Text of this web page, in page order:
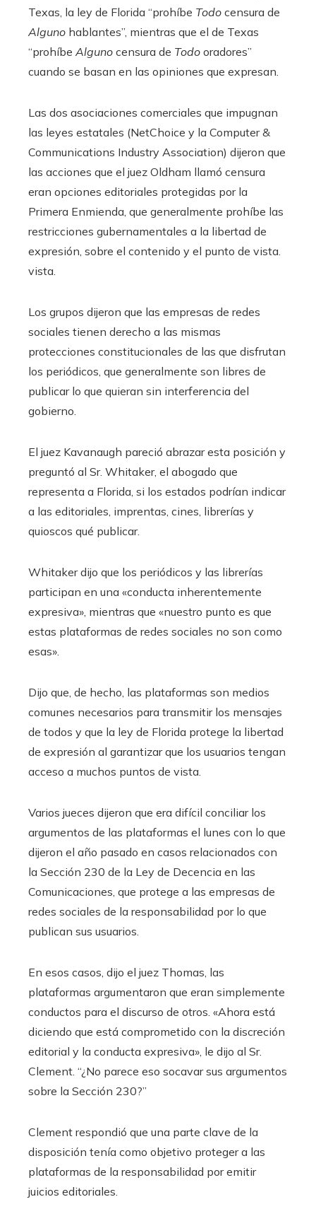
Texas, la ley de Florida “prohíbe Todo censura de
Alguno hablantes”, mientras que el de Texas
“prohíbe Alguno censura de Todo oradores”
cuando se basan en las opiniones que expresan.
Las dos asociaciones comerciales que impugnan
las leyes estatales (NetChoice y la Computer &
Communications Industry Association) dijeron que
las acciones que el juez Oldham llamó censura
eran opciones editoriales protegidas por la
Primera Enmienda, que generalmente prohíbe las
restricciones gubernamentales a la libertad de
expresión, sobre el contenido y el punto de vista.
vista.
Los grupos dijeron que las empresas de redes
sociales tienen derecho a las mismas
protecciones constitucionales de las que disfrutan
los periódicos, que generalmente son libres de
publicar lo que quieran sin interferencia del
gobierno.
El juez Kavanaugh pareció abrazar esta posición y
preguntó al Sr. Whitaker, el abogado que
representa a Florida, si los estados podrían indicar
a las editoriales, imprentas, cines, librerías y
quioscos qué publicar.
Whitaker dijo que los periódicos y las librerías
participan en una «conducta inherentemente
expresiva», mientras que «nuestro punto es que
estas plataformas de redes sociales no son como
esas».
Dijo que, de hecho, las plataformas son medios
comunes necesarios para transmitir los mensajes
de todos y que la ley de Florida protege la libertad
de expresión al garantizar que los usuarios tengan
acceso a muchos puntos de vista.
Varios jueces dijeron que era difícil conciliar los
argumentos de las plataformas el lunes con lo que
dijeron el año pasado en casos relacionados con
la Sección 230 de la Ley de Decencia en las
Comunicaciones, que protege a las empresas de
redes sociales de la responsabilidad por lo que
publican sus usuarios.
En esos casos, dijo el juez Thomas, las
plataformas argumentaron que eran simplemente
conductos para el discurso de otros. «Ahora está
diciendo que está comprometido con la discreción
editorial y la conducta expresiva», le dijo al Sr.
Clement. “¿No parece eso socavar sus argumentos
sobre la Sección 230?”
Clement respondió que una parte clave de la
disposición tenía como objetivo proteger a las
plataformas de la responsabilidad por emitir
juicios editoriales.